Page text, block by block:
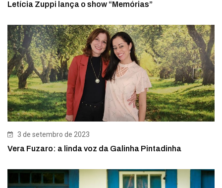
Letícia Zuppi lança o show “Memórias”
3 de setembro de 2023
Vera Fuzaro: a linda voz da Galinha Pintadinha